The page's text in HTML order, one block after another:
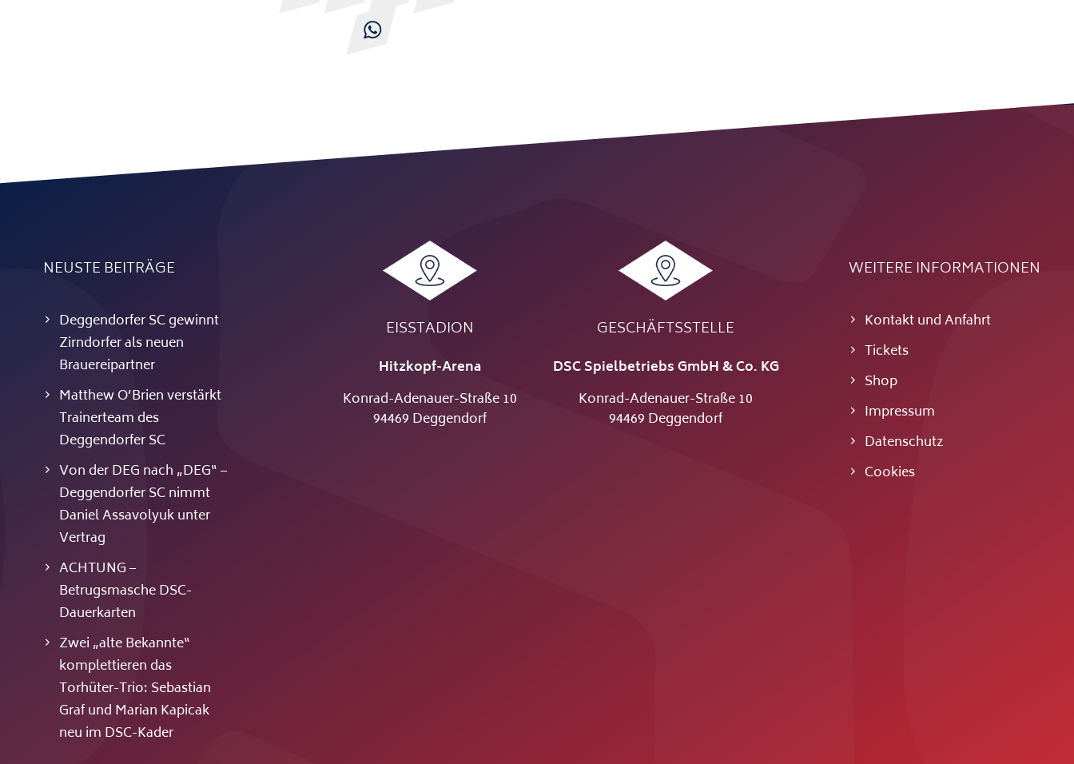

NEUSTE BEITRÄGE
Deggendorfer SC gewinnt
Zirndorfer als neuen
Brauereipartner
Matthew O’Brien verstärkt
Trainerteam des
Deggendorfer SC
Von der DEG nach „DEG“ –
Deggendorfer SC nimmt
Daniel Assavolyuk unter
Vertrag
ACHTUNG –
Betrugsmasche DSC-
Dauerkarten
Zwei „alte Bekannte“
komplettieren das
Torhüter-Trio: Sebastian
Graf und Marian Kapicak
neu im DSC-Kader
EISSTADION
Hitzkopf-Arena
Konrad-Adenauer-Straße 10
94469 Deggendorf
GESCHÄFTSSTELLE
DSC Spielbetriebs GmbH & Co. KG
Konrad-Adenauer-Straße 10
94469 Deggendorf
WEITERE INFORMATIONEN
Kontakt und Anfahrt
Tickets
Shop
Impressum
Datenschutz
Cookies